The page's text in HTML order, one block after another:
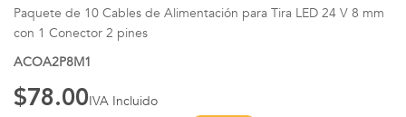
Paquete de 10 Cables de Alimentación para Tira LED 24 V 8 mm
con 1 Conector 2 pines
ACOA2P8M1
$78.00IVA Incluido